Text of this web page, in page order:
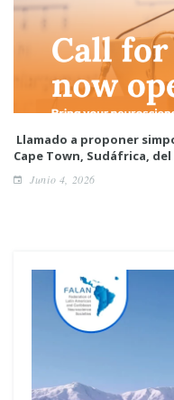
Llamado a proponer
Cape Town, Sudáfrica, del
Junio 4, 2026